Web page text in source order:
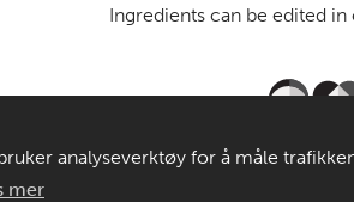
Ingredients can be edited
og informasjonskapsler
analyseverktøy for å måle
grunnlag for videreutvikling og drift
mer